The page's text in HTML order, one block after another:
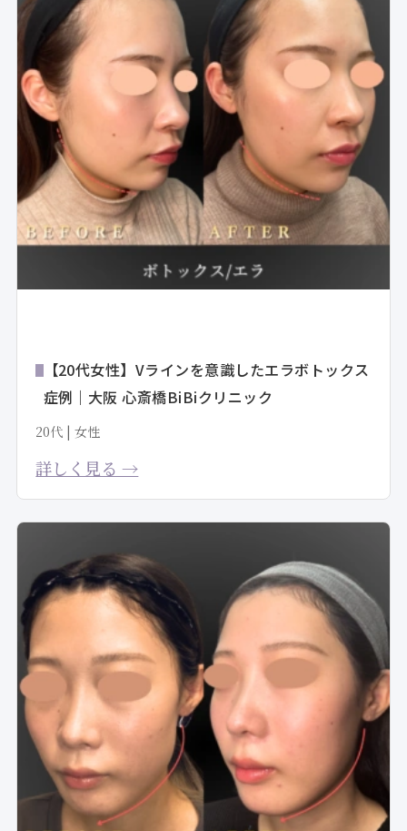
【20代女性】Vラインを意識したエラボトックス
症例｜大阪 心斎橋BiBiクリニック
20代 | 女性
詳しく見る →